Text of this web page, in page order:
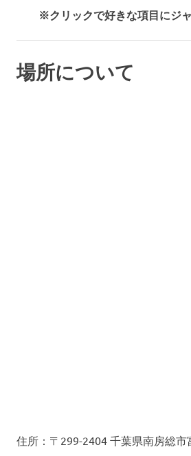
※クリックで好きな項目にジ
場所について
住所：〒299-2404 千葉県南房総市